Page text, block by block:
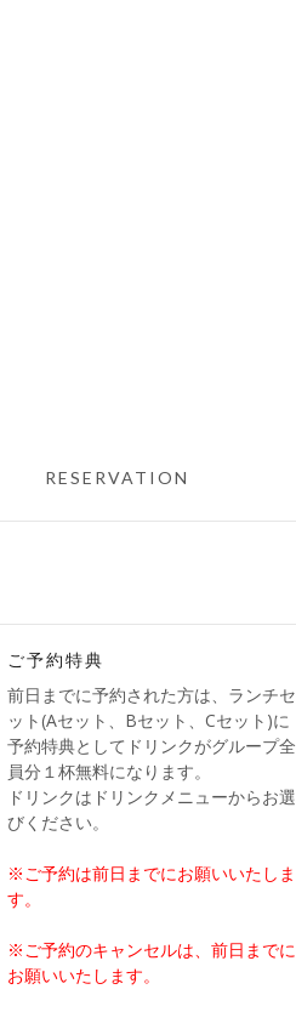
RESERVATION
ご予約特典
前日までに予約された方は、ランチセ
ット(Aセット、Bセット、Cセット)に
予約特典としてドリンクがグループ全
員分１杯無料になります。
ドリンクはドリンクメニューからお選
びください。
※ご予約は前日までにお願いいたしま
す。
※ご予約のキャンセルは、前日までに
お願いいたします。